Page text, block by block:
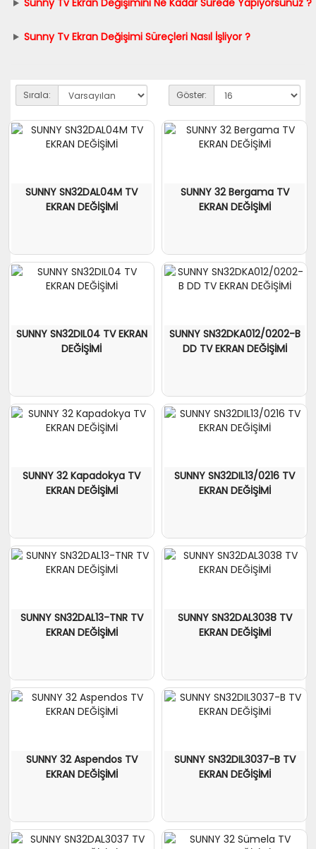
Sunny Tv Ekran Değişimini Ne Kadar Sürede Yapıyorsunuz ?
Sunny Tv Ekran Değişimi Süreçleri Nasıl İşliyor ?
Sırala: Göster:
SUNNY SN32DAL04M TV
EKRAN DEĞİŞİMİ
SUNNY 32 Bergama TV
EKRAN DEĞİŞİMİ
SUNNY SN32DIL04 TV EKRAN
DEĞİŞİMİ
SUNNY SN32DKA012/0202-B
DD TV EKRAN DEĞİŞİMİ
SUNNY 32 Kapadokya TV
EKRAN DEĞİŞİMİ
SUNNY SN32DIL13/0216 TV
EKRAN DEĞİŞİMİ
SUNNY SN32DAL13-TNR TV
EKRAN DEĞİŞİMİ
SUNNY SN32DAL3038 TV
EKRAN DEĞİŞİMİ
SUNNY 32 Aspendos TV
EKRAN DEĞİŞİMİ
SUNNY SN32DIL3037-B TV
EKRAN DEĞİŞİMİ